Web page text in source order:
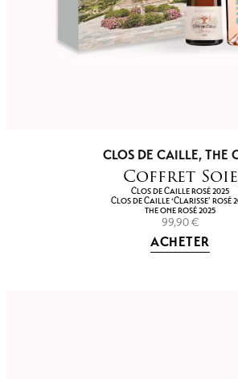
CLOS DE CAILLE, THE
Coffret Soie
CLOS DE CAILLE ROSÉ 2025
CLOS DE CAILLE ‘CLARISSE’ ROSÉ
THE ONE ROSÉ 2025
99,90€
ACHETER